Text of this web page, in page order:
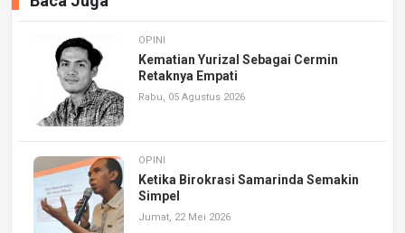
OPINI
Kematian Yurizal Sebagai Cermin
Retaknya Empati
Rabu, 05 Agustus 2026
OPINI
Ketika Birokrasi Samarinda Semakin
Simpel
Jumat, 22 Mei 2026